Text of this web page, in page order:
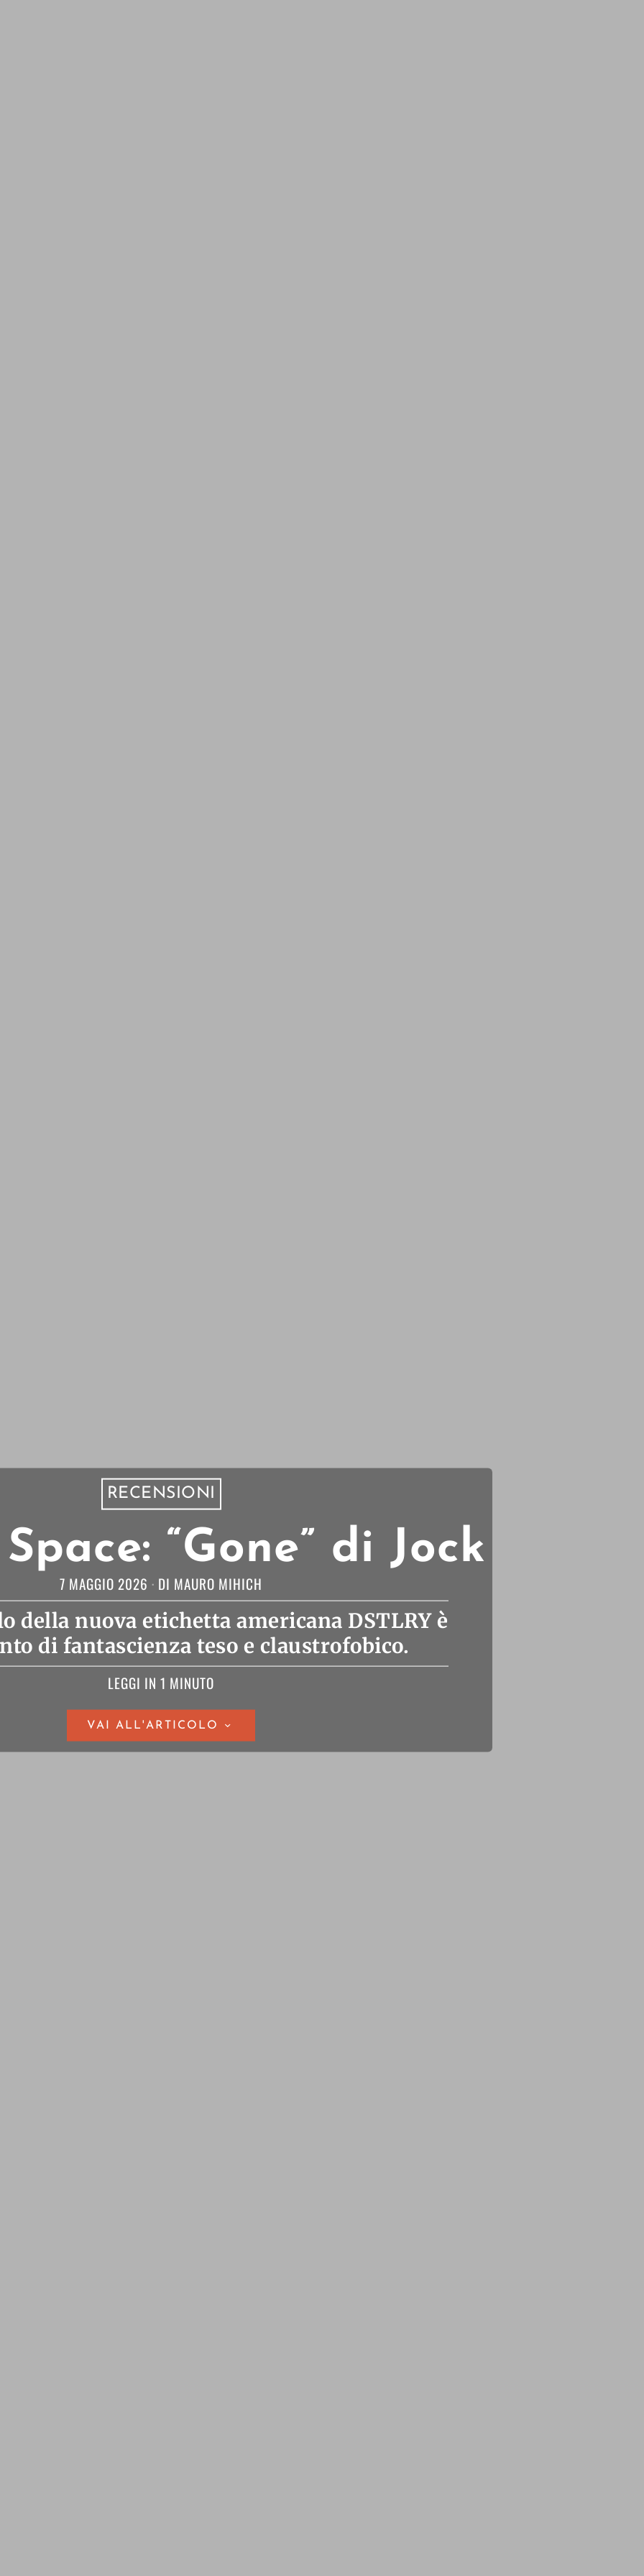
RECENSIONI
“Gone” di Jock
7 MAGGIO 2026 DI MAURO MIHICH
della nuova etichetta americana DSTLRY è
di fantascienza teso e claustrofobico.
LEGGI IN 1 MINUTO
VAI ALL'ARTICOLO